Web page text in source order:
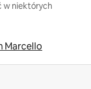
w niektórych
Marcello